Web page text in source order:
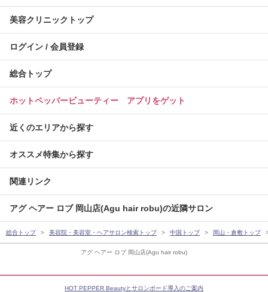
アグ ヘアー ロブ 岡山店(Agu hair robu)
美容クリニックトップ
ログイン / 会員登録
総合トップ
ホットペッパービューティー アプリをゲット
近くのエリアから探す
オススメ特集から探す
関連リンク
アグ ヘアー ロブ 岡山店(Agu hair robu)の近隣サロン
総合トップ 美容院・美容室・ヘアサロン検索トップ 中国トップ 岡山・倉敷トップ
HOT PEPPER Beautyとサロンボード導入のご案内